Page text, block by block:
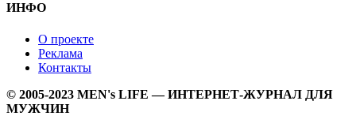
ИНФО
О проекте
Реклама
Контакты
© 2005-2023 MEN's LIFE — ИНТЕРНЕТ-ЖУРНАЛ ДЛЯ
МУЖЧИН